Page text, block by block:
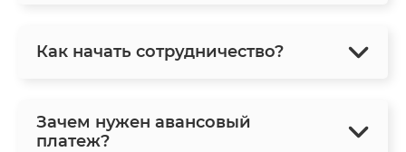
Как начать сотрудничество?
Зачем нужен авансовый
платеж?